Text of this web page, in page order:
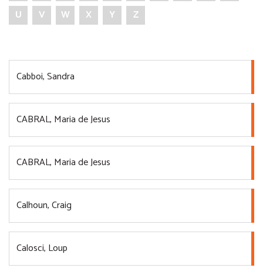
U
V W X Y Z
Cabboi, Sandra
CABRAL, Maria de Jesus
CABRAL, Maria de Jesus
Calhoun, Craig
Calosci, Loup